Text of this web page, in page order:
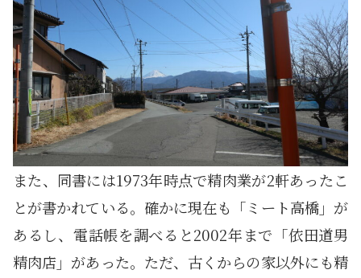
また、同書には1973年時点で精肉業が2軒あったこ
とが書かれている。確かに現在も「ミート高橋」が
あるし、電話帳を調べると2002年まで「依田道男
精肉店」があった。ただ、古くからの家以外にも精